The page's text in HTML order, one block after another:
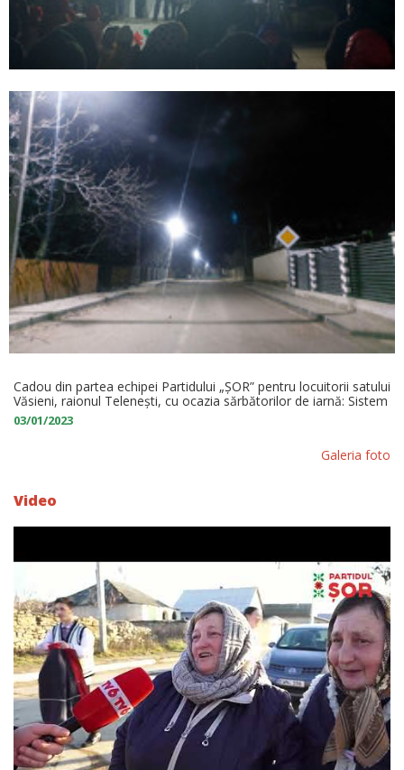
Cadou din partea echipei Partidului „ȘOR” pentru locuitorii satului
Văsieni, raionul Telenești, cu ocazia sărbătorilor de iarnă: Sistem
de iluminat stradal nou
03/01/2023
Galeria foto
Video